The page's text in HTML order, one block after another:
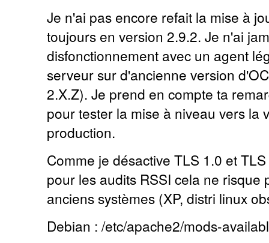
Je n'ai pas encore refait la mise à
toujours en version 2.9.2. Je n'ai
disfonctionnement avec un agent
serveur sur d'ancienne version
2.X.Z). Je prend en compte ta
pour tester la mise à niveau vers la
production.
Comme je désactive TLS 1.0 et
pour les audits RSSI cela ne risque
anciens systèmes (XP, distri linux
Debian : /etc/apache2/mods-